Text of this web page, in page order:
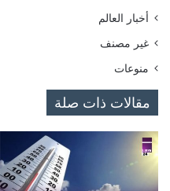
أخبار العالم
غير مصنف
منوعات
مقالات ذات صلة